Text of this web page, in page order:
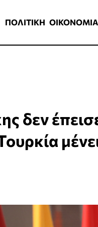
ΠΟΛΙΤΙΚΗ ΟΙΚΟΝΟΜΙΑ
δεν